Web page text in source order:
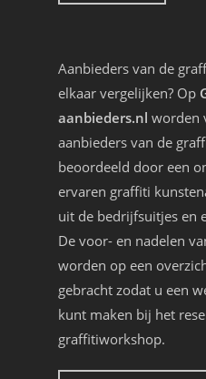
Aanbieders van de
elkaar vergelijken? Op
aanbieders.nl worden
aanbieders van de
beoordeeld door een
ervaren graffiti
uit de bedrijfsuitjes en
De voor- en nadelen
worden op een
gebracht zodat u een
kunt maken bij het
graffitiworkshop.